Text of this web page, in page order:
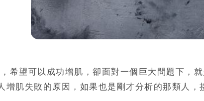
希望可以成功增肌，卻面對一個巨大問題下，
肌失敗的原因，如果也是剛才分析的那類人，